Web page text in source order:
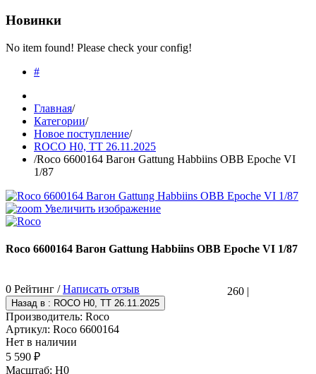
Новинки
No item found! Please check your config!
#
Главная/
Категории/
Новое поступление/
ROCO H0, TT 26.11.2025
/Roco 6600164 Вагон Gattung Habbiins OBB Epoche VI
1/87
Увеличить изображение
Roco 6600164 Вагон Gattung Habbiins OBB Epoche VI 1/87
260 |
0 Рейтинг /Написать отзыв
Производитель: Roco
Артикул: Roco 6600164
Нет в наличии
5 590 ₽
Масштаб: H0